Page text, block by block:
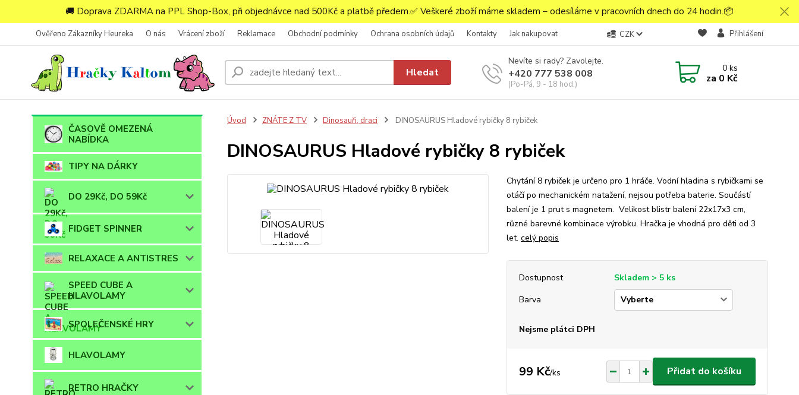
🚚 Doprava ZDARMA na PPL Shop-Box, při objednávce nad 500Kč a platbě předem.✅ Veškeré zboží máme skladem – odesíláme v pracovních dnech do 24 hodin.📦
Ověřeno Zákazníky Heureka O nás Vrácení zboží Reklamace Obchodní podmínky Ochrana osobních údajů Kontakty Jak nakupovat CZK Přihlášení
Hledat
Nevíte si rady? Zavolejte.
+420 777 538 008
(Po-Pá, 9 - 18 hod.)
0ks
za 0 Kč
ČASOVĚ OMEZENÁ
NABÍDKA
TIPY NA DÁRKY
DO 29Kč, DO 59Kč
FIDGET SPINNER
RELAXACE A ANTISTRES
SPEED CUBE A
HLAVOLAMY
SPOLEČENSKÉ HRY
HLAVOLAMY
RETRO HRAČKY
Úvod ZNÁTE Z TV Dinosauři, draci DINOSAURUS Hladové rybičky 8 rybiček
DINOSAURUS Hladové rybičky 8 rybiček
Chytání 8 rybiček je určeno pro 1 hráče. Vodní hladina s rybičkami se
otáčí po mechanickém natažení, nejsou potřeba baterie. Součástí
balení je 1 prut s magnetem. Velikost blistr balení 22x17x3 cm,
různé barevné kombinace výrobku. Hračka je vhodná pro děti od 3
let. celý popis
Dostupnost
Skladem > 5 ks
Barva
Nejsme plátci DPH
99 Kč/ks Přidat do košíku